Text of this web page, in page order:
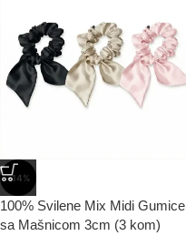
-14%
100% Svilene Mix Midi Gumice
sa Mašnicom 3cm (3 kom)